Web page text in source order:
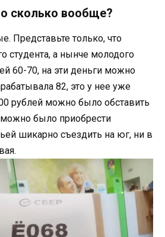
сколько вообще?
Представьте только, что
студента, а нынче молодого
60-70, на эти деньги можно
82, это у нее уже
рублей можно было обставить
было приобрести
шикарно съездить на юг, ни в